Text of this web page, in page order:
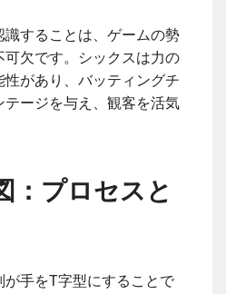
識することは、ゲームの勢
欠です。シックスは力の
があり、バッティングチ
ージを与え、観客を活気
：プロセスと
が手をT字型にすることで